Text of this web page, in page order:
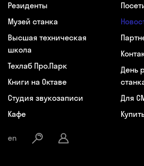
Резиденты
Музей станка
Высшая техническая
школа
Техлаб Про.Парк
Книги на Октаве
Студия звукозаписи
Кафе
День
Для
en